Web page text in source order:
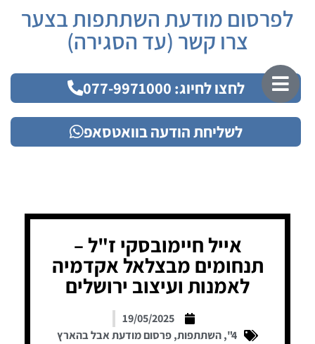
לפרסום מודעת השתתפות בצער
צרו קשר (עד הסגירה)
לחצו לחיוג: 077-9971000
לשליחת הודעה בוואטסאפ
אייל חיימובסקי ז"ל –
תנחומים מבצלאל אקדמיה
לאמנות ועיצוב ירושלים
19/05/2025
4"
,השתתפות,פרסום מודעת אבל בהארץ